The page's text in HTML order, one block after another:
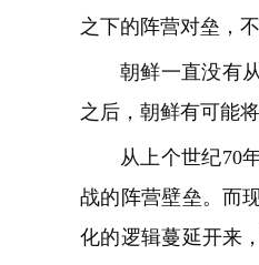
之下的阵营对垒，
朝鲜一直没有
之后，朝鲜有可能
从上个世纪70
战的阵营壁垒。而
化的逻辑蔓延开来